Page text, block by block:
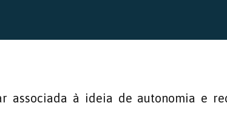
à ideia de autonomia e